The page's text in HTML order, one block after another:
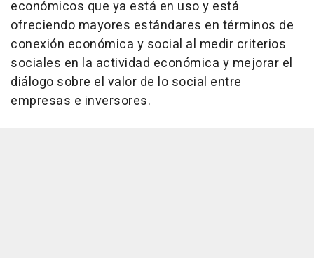
económicos que ya está en uso y está
ofreciendo mayores estándares en términos de
conexión económica y social al medir criterios
sociales en la actividad económica y mejorar el
diálogo sobre el valor de lo social entre
empresas e inversores.